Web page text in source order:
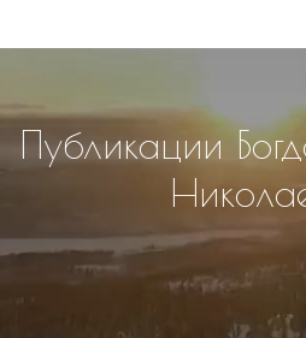
Публикации